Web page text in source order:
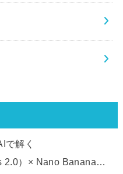
で解く
2.0）× Nano Banana